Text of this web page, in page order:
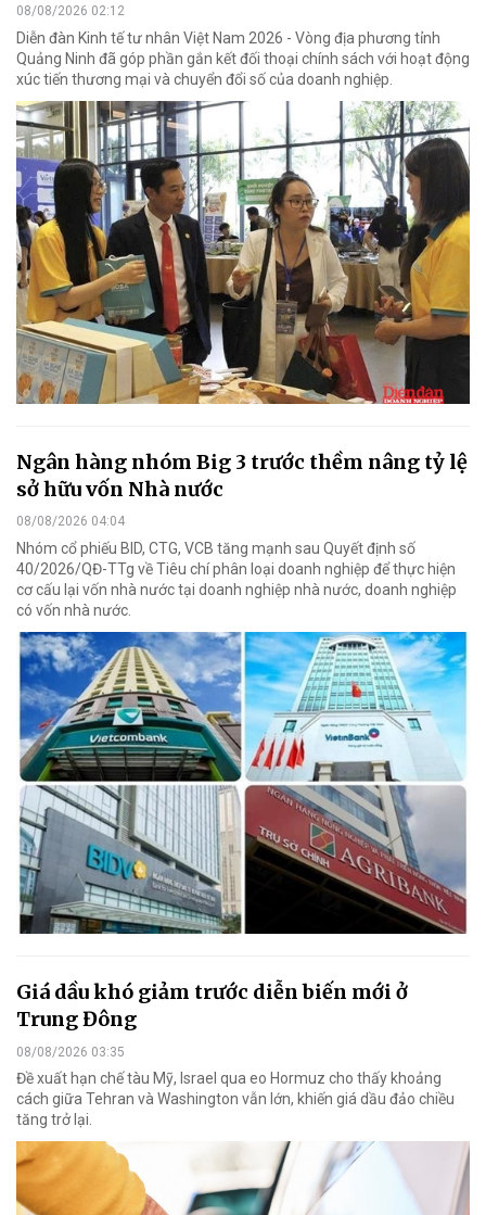
08/08/2026 02:12
Diễn đàn Kinh tế tư nhân Việt Nam 2026 - Vòng địa phương tỉnh
Quảng Ninh đã góp phần gắn kết đối thoại chính sách với hoạt động
xúc tiến thương mại và chuyển đổi số của doanh nghiệp.
Ngân hàng nhóm Big 3 trước thềm nâng tỷ lệ
sở hữu vốn Nhà nước
08/08/2026 04:04
Nhóm cổ phiếu BID, CTG, VCB tăng mạnh sau Quyết định số
40/2026/QĐ-TTg về Tiêu chí phân loại doanh nghiệp để thực hiện
cơ cấu lại vốn nhà nước tại doanh nghiệp nhà nước, doanh nghiệp
có vốn nhà nước.
Giá dầu khó giảm trước diễn biến mới ở
Trung Đông
08/08/2026 03:35
Đề xuất hạn chế tàu Mỹ, Israel qua eo Hormuz cho thấy khoảng
cách giữa Tehran và Washington vẫn lớn, khiến giá dầu đảo chiều
tăng trở lại.